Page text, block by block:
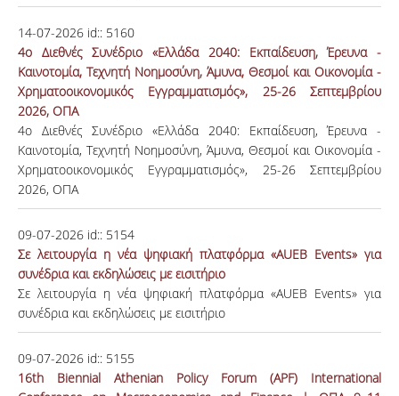
14-07-2026 id:: 5160
4ο Διεθνές Συνέδριο «Ελλάδα 2040: Εκπαίδευση, Έρευνα -
Καινοτομία, Τεχνητή Νοημοσύνη, Άμυνα, Θεσμοί και Οικονομία -
Χρηματοοικονομικός Εγγραμματισμός», 25-26 Σεπτεμβρίου
2026, ΟΠΑ
4ο Διεθνές Συνέδριο «Ελλάδα 2040: Εκπαίδευση, Έρευνα -
Καινοτομία, Τεχνητή Νοημοσύνη, Άμυνα, Θεσμοί και Οικονομία -
Χρηματοοικονομικός Εγγραμματισμός», 25-26 Σεπτεμβρίου
2026, ΟΠΑ
09-07-2026 id:: 5154
Σε λειτουργία η νέα ψηφιακή πλατφόρμα «AUEB Events» για
συνέδρια και εκδηλώσεις με εισιτήριο
Σε λειτουργία η νέα ψηφιακή πλατφόρμα «AUEB Events» για
συνέδρια και εκδηλώσεις με εισιτήριο
09-07-2026 id:: 5155
16th Biennial Athenian Policy Forum (APF) International